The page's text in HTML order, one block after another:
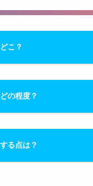
こ？
の程度？
る点は？